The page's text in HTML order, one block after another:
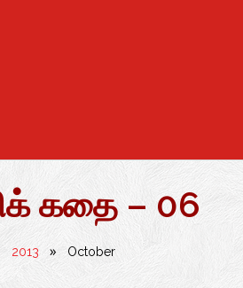
கதை – 06
2013 » October